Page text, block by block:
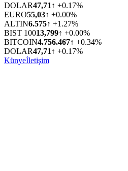
DOLAR47,71 ↑ +0.17%
EURO55,03↑ +0.00%
ALTIN6.575↑ +1.27%
BIST 10013,799↑ +0.00%
BITCOIN4.756.467↑ +0.34%
DOLAR47,71 ↑ +0.17%
Künyeİletişim